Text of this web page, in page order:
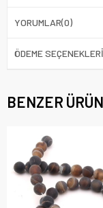
YORUMLAR(0)
ÖDEME SEÇENEKLERI
BENZER